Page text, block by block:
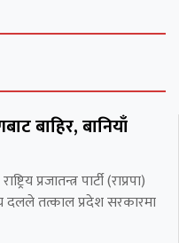
बाहिर, बानियाँ
प्रजातन्त्र पार्टी (राप्रपा)
दलले तत्काल प्रदेश सरकारमा